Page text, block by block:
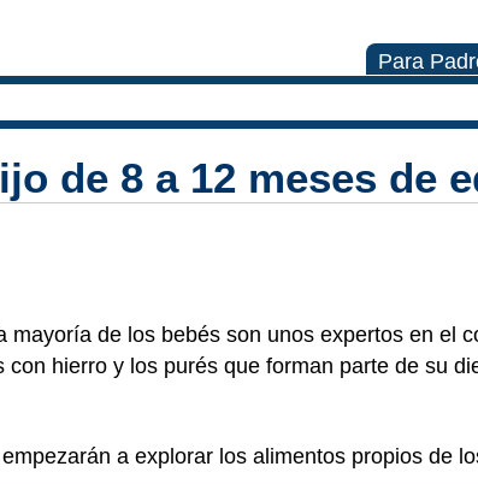
Para
de 8 a 12 meses de
mayoría de los bebés son unos expertos en el
hierro y los purés que forman parte de su
a explorar los alimentos propios de